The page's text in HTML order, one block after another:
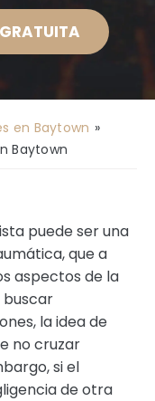
en Baytown »
Baytown
puede ser una
que a
aspectos de la
buscar
la idea de
no cruzar
si el
de otra